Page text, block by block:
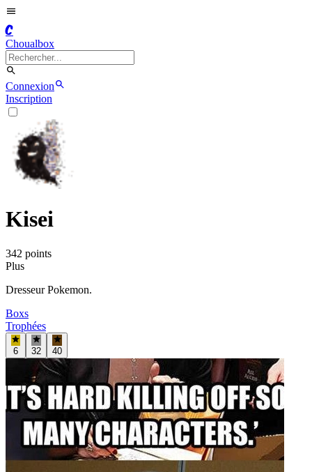
C
Choualbox
Connexion
Inscription
Kisei
342 points
Plus
Dresseur Pokemon.
Boxs
Trophées
6 32 40